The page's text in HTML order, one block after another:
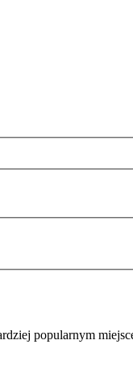
popularnym